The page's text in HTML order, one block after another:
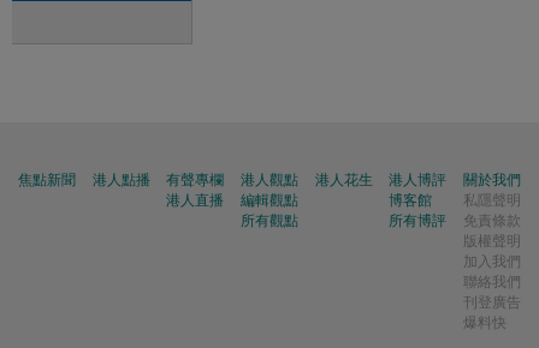
焦點新聞 港人點播
有聲專欄
港人直播
港人觀點
編輯觀點
所有觀點
港人花生
港人博評
博客館
所有博評
關於我們
私隱聲明
免責條款
版權聲明
加入我們
聯絡我們
刊登廣告
爆料快